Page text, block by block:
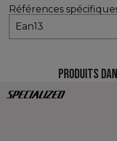
Références
Ean13
PRODUITS